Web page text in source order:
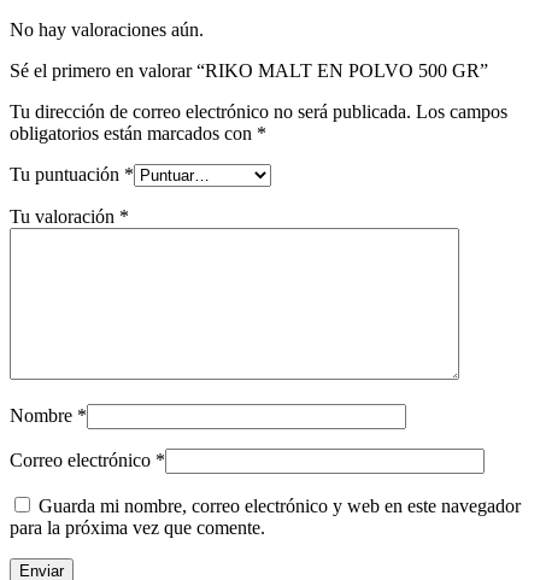
No hay valoraciones aún.
Sé el primero en valorar “RIKO MALT EN POLVO 500 GR”
Tu dirección de correo electrónico no será publicada. Los campos
obligatorios están marcados con *
Tu puntuación *
Tu valoración *
Nombre *
Correo electrónico *
Guarda mi nombre, correo electrónico y web en este navegador
para la próxima vez que comente.